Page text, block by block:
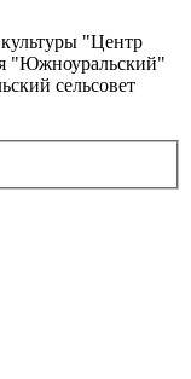
"Центр
"Южноуральский"
сельсовет